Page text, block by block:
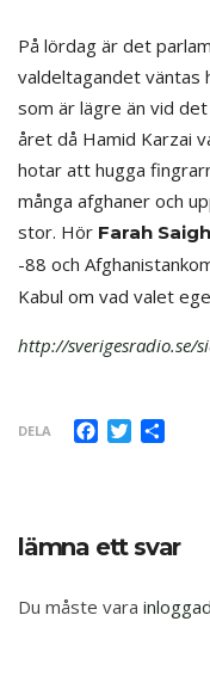
På lördag är det
valdeltagandet väntas
som är lägre än vid
året då Hamid Karzai
hotar att hugga
många afghaner och
stor. Hör Farah
-88 och
Kabul om vad valet
http://sverigesradio.se/
DELA Facebook
Twitter
lämna ett svar
Du måste vara inloggad